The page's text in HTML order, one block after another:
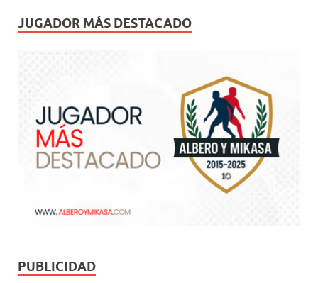
JUGADOR MÁS DESTACADO
PUBLICIDAD